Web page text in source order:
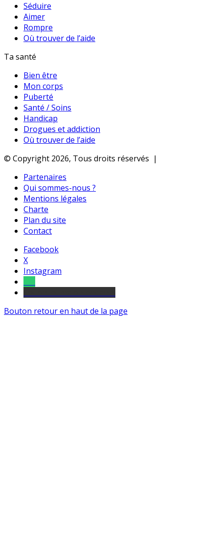
Séduire
Aimer
Rompre
Où trouver de l’aide
Ta santé
Bien être
Mon corps
Puberté
Santé / Soins
Handicap
Drogues et addiction
Où trouver de l’aide
© Copyright 2026, Tous droits réservés |
Partenaires
Qui sommes-nous ?
Mentions légales
Charte
Plan du site
Contact
Facebook
X
Instagram
Bouton retour en haut de la page